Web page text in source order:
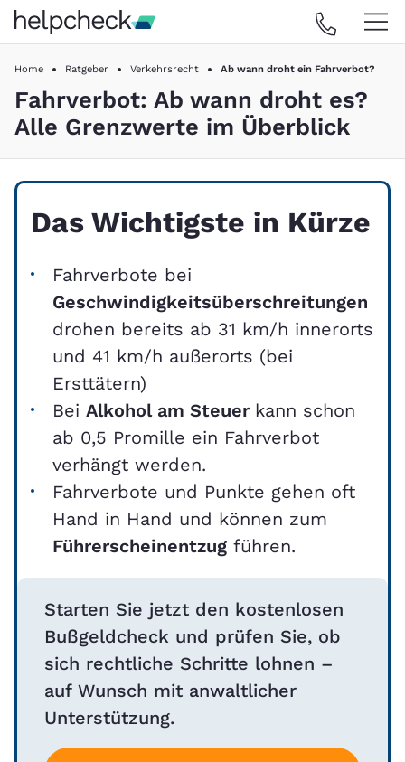
Home Ratgeber Verkehrsrecht Ab wann droht ein Fahrverbot?
Fahrverbot: Ab wann droht es?
Alle Grenzwerte im Überblick
Das Wichtigste in Kürze
Fahrverbote bei
Geschwindigkeitsüberschreitungen
drohen bereits ab 31 km/h innerorts
und 41 km/h außerorts (bei
Ersttätern)
Bei Alkohol am Steuer kann schon
ab 0,5 Promille ein Fahrverbot
verhängt werden.
Fahrverbote und Punkte gehen oft
Hand in Hand und können zum
Führerscheinentzug führen.
Starten Sie jetzt den kostenlosen
Bußgeldcheck und prüfen Sie, ob
sich rechtliche Schritte lohnen –
auf Wunsch mit anwaltlicher
Unterstützung.